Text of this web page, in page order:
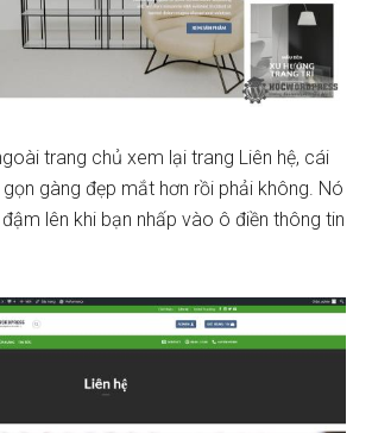
trang chủ xem lại trang Liên hệ, cái
gàng đẹp mắt hơn rồi phải không. Nó
lên khi bạn nhấp vào ô điền thông tin